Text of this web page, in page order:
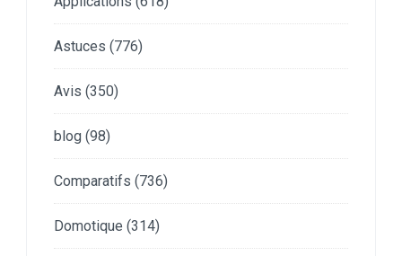
Astuces (776)
Avis (350)
blog (98)
Comparatifs (736)
Domotique (314)